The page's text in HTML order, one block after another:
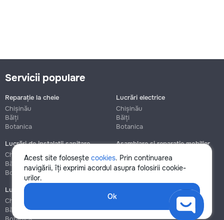
Acest site folosește cookies. Prin continuarea
navigării, îți exprimi acordul asupra folosirii cookie-
urilor.
Ok
Servicii populare
Reparație la cheie
Chișinău
Bălți
Botanica
Lucrări electrice
Chișinău
Bălți
Botanica
Lucrări de instalații sanitare
Chișinău
Bălți
Botanica
Asamblare și reparație mobilier
Chișinău
Botanica
Lucrări de construcție și instalare
Chișinău
Bălți